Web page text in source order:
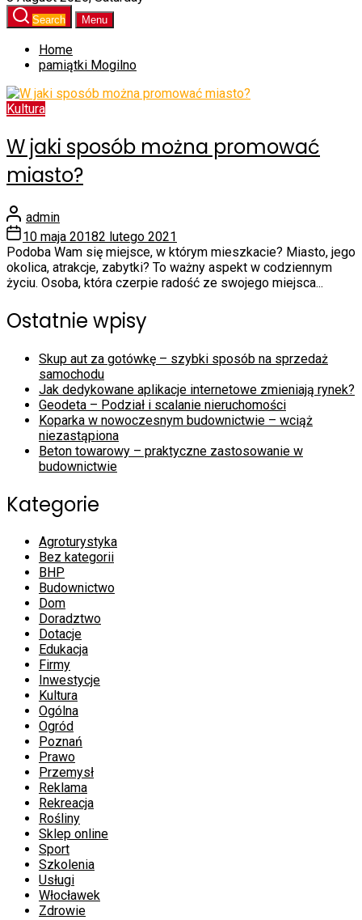
Search Menu
Home
pamiątki Mogilno
Kultura
W jaki sposób można promować
miasto?
admin
10 maja 20182 lutego 2021
Podoba Wam się miejsce, w którym mieszkacie? Miasto, jego
okolica, atrakcje, zabytki? To ważny aspekt w codziennym
życiu. Osoba, która czerpie radość ze swojego miejsca...
Ostatnie wpisy
Skup aut za gotówkę – szybki sposób na sprzedaż
samochodu
Jak dedykowane aplikacje internetowe zmieniają rynek?
Geodeta – Podział i scalanie nieruchomości
Koparka w nowoczesnym budownictwie – wciąż
niezastąpiona
Beton towarowy – praktyczne zastosowanie w
budownictwie
Kategorie
Agroturystyka
Bez kategorii
BHP
Budownictwo
Dom
Doradztwo
Dotacje
Edukacja
Firmy
Inwestycje
Kultura
Ogólna
Ogród
Poznań
Prawo
Przemysł
Reklama
Rekreacja
Rośliny
Sklep online
Sport
Szkolenia
Usługi
Włocławek
Zdrowie